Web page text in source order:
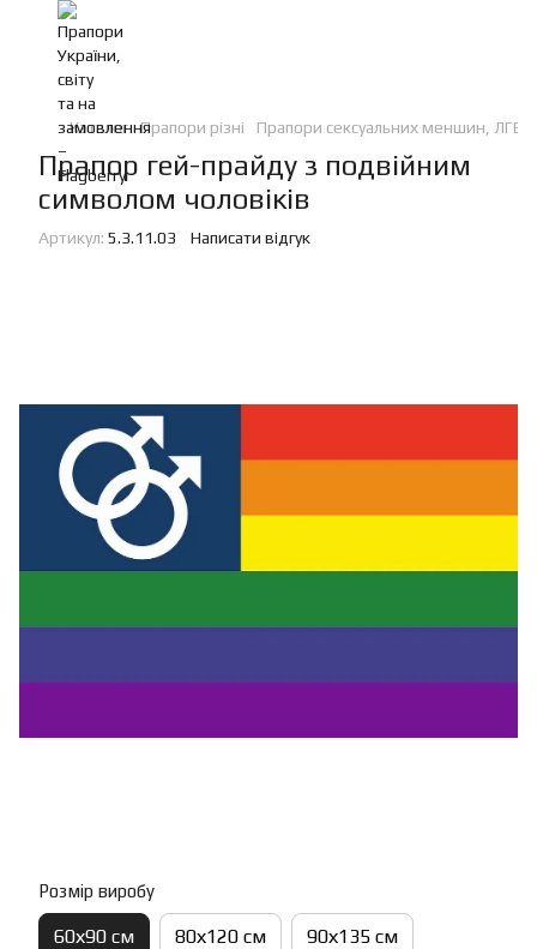
Каталог Прапори різні Прапори сексуальних меншин, ЛГБТ
Прапор гей-прайду з подвійним
символом чоловіків
Артикул: 5.3.11.03 Написати відгук
Розмір виробу
60х90 см 80х120 см 90х135 см